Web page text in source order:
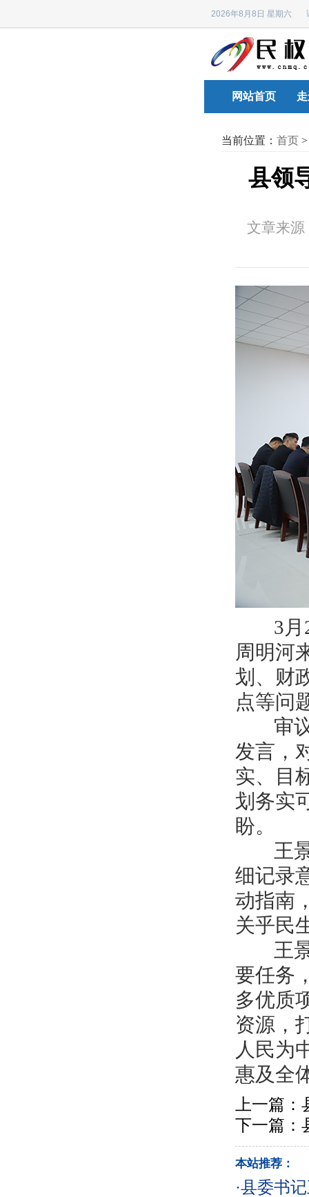
2026年8月8日 星期六
网站首页
当前位置： 首页
县领
文章来
3月2
周明河
划、财
点等问
审议
发言，
实、目
划务实
盼。
王景
细记录
动指南
关乎民
王景
要任务
多优质
资源，
人民为
惠及全
上一篇：
下一篇：
本站推荐：
·县委书